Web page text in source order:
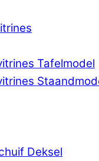
Tafelmodel
Deksel